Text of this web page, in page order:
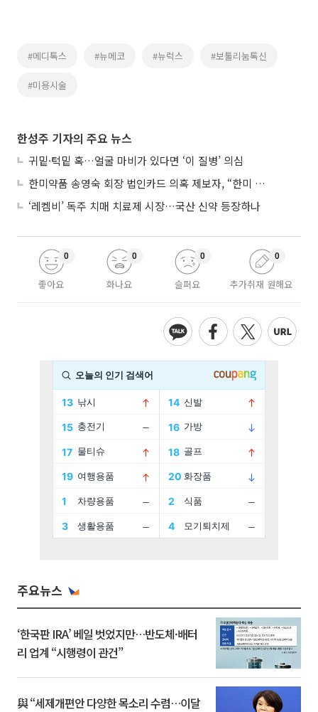
#메디톡스 #뉴메코 #뉴럭스 #보툴리눔톡신
#미용시술
한성주 기자의 주요 뉴스
귀밑·턱밑 혹…얼굴 마비가 있다면 ‘이 질병’ 의심
한미약품 송영숙 회장 법인카드 의혹 제보자, “한미 잘 되기 바라는 마음”
‘레켐비’ 독주 치매 치료제 시장…국산 신약 등장하나
좋아요
0
화나요
0
슬퍼요
0
추가취재 원해요
0
주요뉴스
‘한국판 IRA’ 베일 벗었지만…반도체·배터
리 업계 “시행령이 관건”
與 “세제개편안 다양한 목소리 수렴…이달